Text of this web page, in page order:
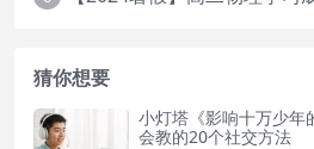
猜你想要
小灯塔《影响十万少年
会教的20个社交方法